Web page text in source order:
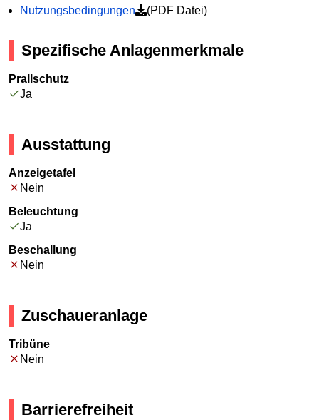
Nutzungsbedingungen
(PDF Datei)
Spezifische Anlagenmerkmale
Prallschutz
Ja
Ausstattung
Anzeigetafel
Nein
Beleuchtung
Ja
Beschallung
Nein
Zuschaueranlage
Tribüne
Nein
Barrierefreiheit